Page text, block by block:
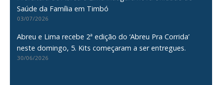
Saúde da Família em Timbó
03/07/2026
Abreu e Lima recebe 2ª edição do ‘Abreu Pra Corrida’
neste domingo, 5. Kits começaram a ser entregues.
30/06/2026